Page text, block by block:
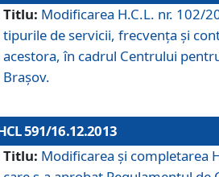
Titlu: Modificarea H.C.L. nr. 102/
tipurile de servicii, frecvenţa şi
acestora, în cadrul Centrului
Braşov.
591/16.12.2013
Titlu: Modificarea şi completarea